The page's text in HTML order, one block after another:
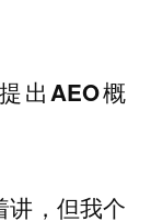
出AEO概
讲，但我个